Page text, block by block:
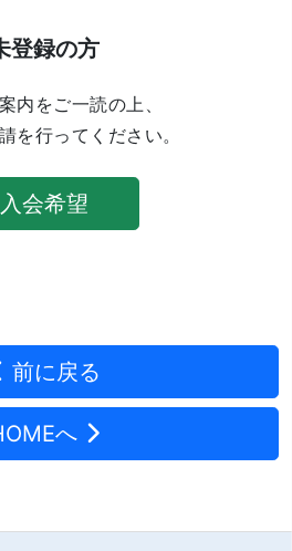
登録の方
内をご一読の上、
を行ってください。
入会希望
前に戻る
へ